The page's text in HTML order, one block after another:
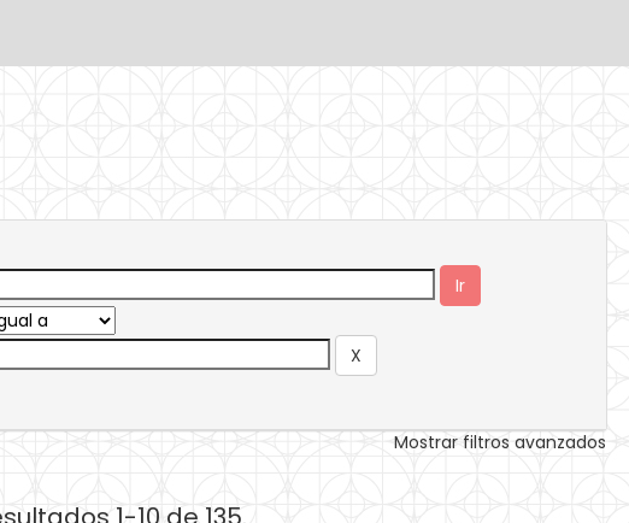
Mostrar filtros avanzados